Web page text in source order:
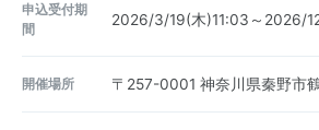
申込受付期
間
2026/3/19(木)11:03～2026/
開催場所 〒257-0001 神奈川県秦野市